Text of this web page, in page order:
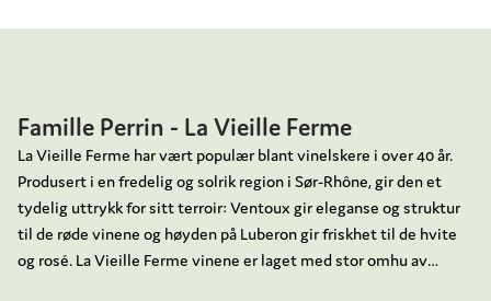
Famille Perrin - La Vieille Ferme
La Vieille Ferme har vært populær blant vinelskere i over 40 år.
Produsert i en fredelig og solrik region i Sør-Rhône, gir den et
tydelig uttrykk for sitt terroir: Ventoux gir eleganse og struktur
til de røde vinene og høyden på Luberon gir friskhet til de hvite
og rosé. La Vieille Ferme vinene er laget med stor omhu av